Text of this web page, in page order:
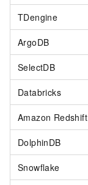
TDengine
ArgoDB
SelectDB
Databricks
Amazon Redshift
DolphinDB
Snowflake